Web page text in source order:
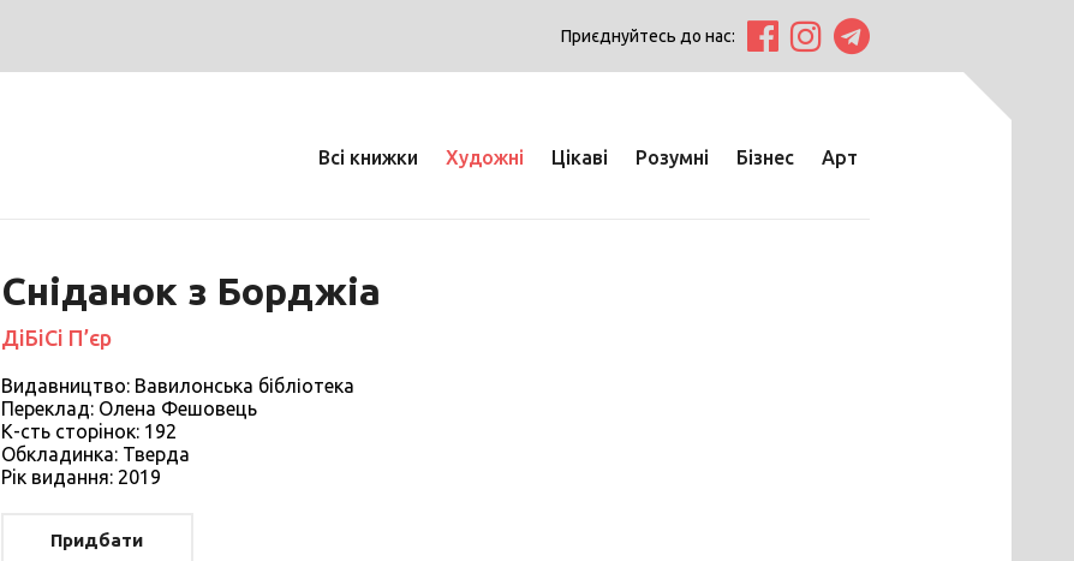
Приєднуйтесь до нас:
Всі книжки Художні Цікаві Розумні Бізнес Арт
Сніданок з Борджіа
ДіБіСі П’єр
Видавництво: Вавилонська бібліотека
Переклад: Олена Фешовець
К-сть сторiнок: 192
Обкладинка: Тверда
Рiк видання: 2019
Придбати